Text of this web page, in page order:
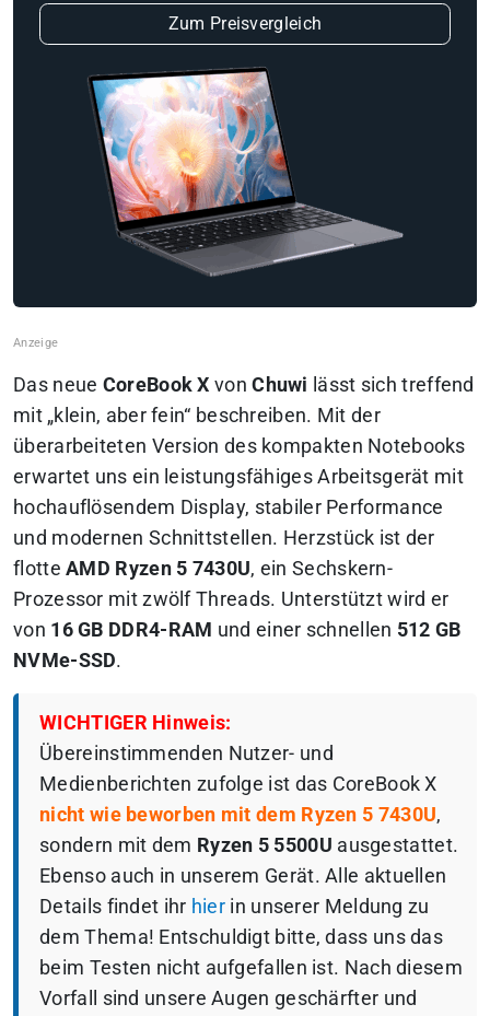
Zum Preisvergleich
Das neue CoreBook X vonChuwi lässt sich treffend
mit „klein, aber fein“ beschreiben. Mit der
überarbeiteten Version des kompakten Notebooks
erwartet uns ein leistungsfähiges Arbeitsgerät mit
hochauflösendem Display, stabiler Performance
und modernen Schnittstellen. Herzstück ist der
flotteAMD Ryzen 5 7430U, ein Sechskern-
Prozessor mit zwölf Threads. Unterstützt wird er
von 16 GB DDR4-RAM und einer schnellen 512 GB
NVMe-SSD.
WICHTIGER Hinweis:
Übereinstimmenden Nutzer- und
Medienberichten zufolge ist das CoreBook X
nicht wie beworben mit dem Ryzen 5 7430U,
sondern mit dem Ryzen 5 5500U ausgestattet.
Ebenso auch in unserem Gerät. Alle aktuellen
Details findet ihr hier in unserer Meldung zu
dem Thema! Entschuldigt bitte, dass uns das
beim Testen nicht aufgefallen ist. Nach diesem
Vorfall sind unsere Augen geschärfter und